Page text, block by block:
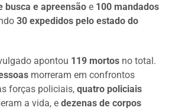
busca e apreensão e 100 mandados
30 expedidos pelo estado do
apontou 119 mortos no total.
morreram em confrontos
forças policiais,quatro policiais
a vida, edezenas de corpos